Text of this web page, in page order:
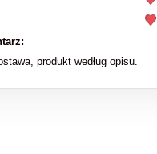
produkt według opisu.